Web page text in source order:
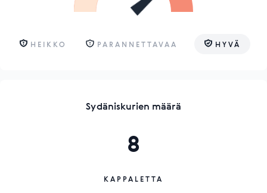
HEIKKO PARANNETTAVAA HYVÄ
Sydäniskurien määrä
8
KAPPALETTA